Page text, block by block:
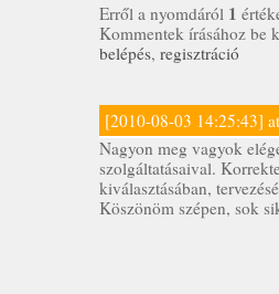
Erről a nyomdáról 1
Kommentek írásához be
belépés, regisztráció
[2010-08-03 14:25:43]
Nagyon meg vagyok
szolgáltatásaival.
kiválasztásában,
Köszönöm szépen, sok